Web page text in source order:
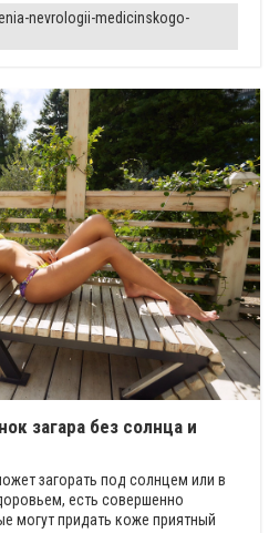
nevrologii-medicinskogo-
загара без солнца и
загорать под солнцем или в
есть совершенно
могут придать коже приятный